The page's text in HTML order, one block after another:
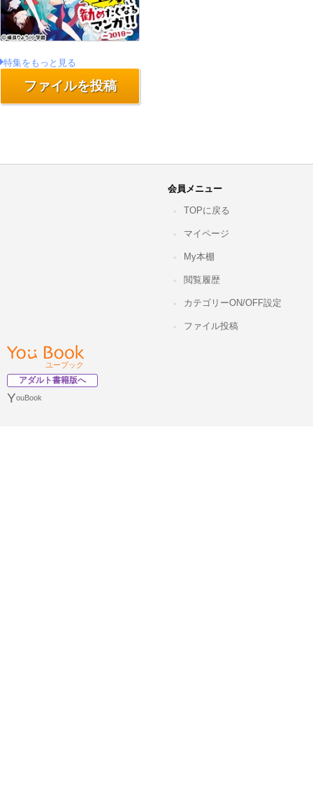
特集をもっと見る
ファイルを投稿
ユーブック
アダルト書籍版へ
YouBook
会員メニュー
TOPに戻る
マイページ
My本棚
閲覧履歴
カテゴリーON/OFF設定
ファイル投稿